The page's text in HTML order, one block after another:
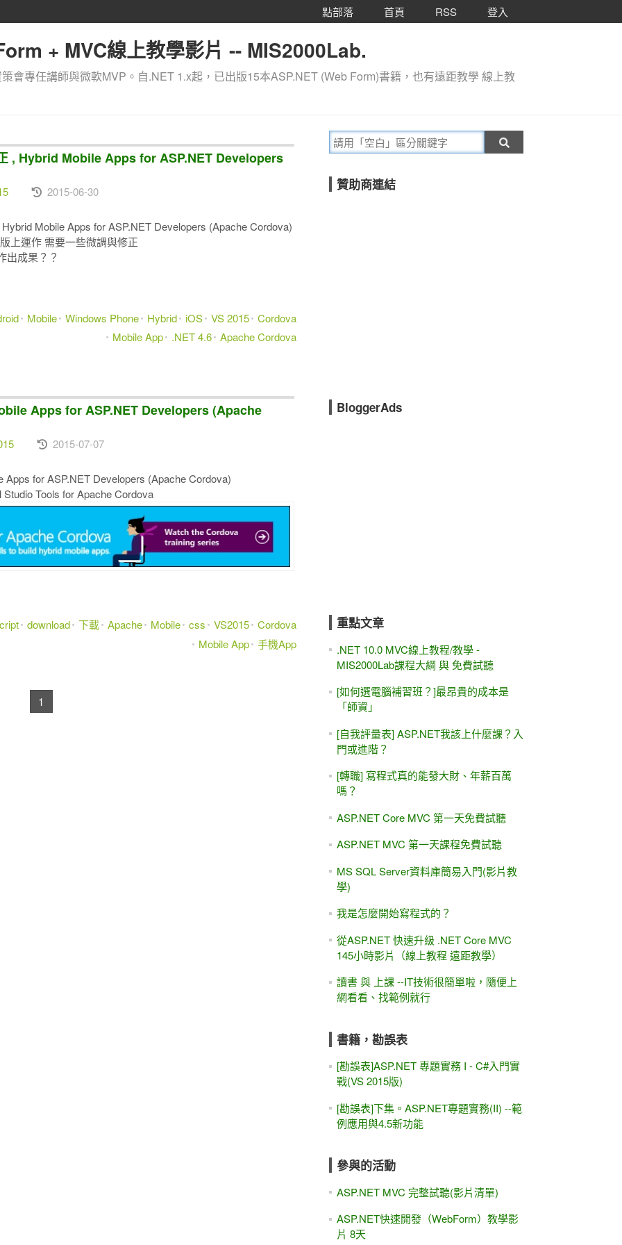
點部落 首頁 RSS 登入
+ MVC線上教學影片 -- MIS2000Lab.
會專任講師與微軟MVP。自.NET 1.x起，已出版15本ASP.NET (Web Form)書籍，也有遠距教學 線上教
, Hybrid Mobile Apps for ASP.NET Developers
2015-06-30
Mobile Apps for ASP.NET Developers (Apache Cordova)
上運作 需要一些微調與修正
出成果？？
Mobile Windows Phone Hybrid iOS VS 2015 Cordova
Mobile App
.NET 4.6 Apache Cordova
Apps for ASP.NET Developers (Apache
2015-07-07
for ASP.NET Developers (Apache Cordova)
Tools for Apache Cordova
download 下載 Apache Mobile css VS2015 Cordova
Mobile App 手機App
1
贊助商連結
BloggerAds
重點文章
.NET 10.0 MVC線上教程/教學 -
MIS2000Lab課程大綱 與 免費試聽
[如何選電腦補習班？]最昂貴的成本是
「師資」
[自我評量表] ASP.NET我該上什麼課？入
門或進階？
[轉職] 寫程式真的能發大財、年薪百萬
嗎？
ASP.NET Core MVC 第一天免費試聽
ASP.NET MVC 第一天課程免費試聽
MS SQL Server資料庫簡易入門(影片教
學)
我是怎麼開始寫程式的？
從ASP.NET 快速升級 .NET Core MVC
145小時影片（線上教程 遠距教學）
讀書 與 上課 --IT技術很簡單啦，隨便上
網看看、找範例就行
書籍，勘誤表
[勘誤表]ASP.NET 專題實務 I - C#入門實
戰(VS 2015版)
[勘誤表]下集。ASP.NET專題實務(II) --範
例應用與4.5新功能
參與的活動
ASP.NET MVC 完整試聽(影片清單)
ASP.NET快速開發（WebForm）教學影
片 8天